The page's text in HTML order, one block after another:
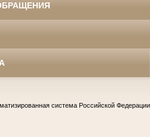
система Российской